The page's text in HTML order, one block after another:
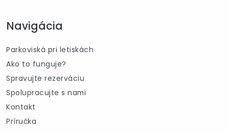
Navigácia
Parkoviská pri letiskách
Ako to funguje?
Spravujte rezerváciu
Spolupracujte s nami
Kontakt
Príručka